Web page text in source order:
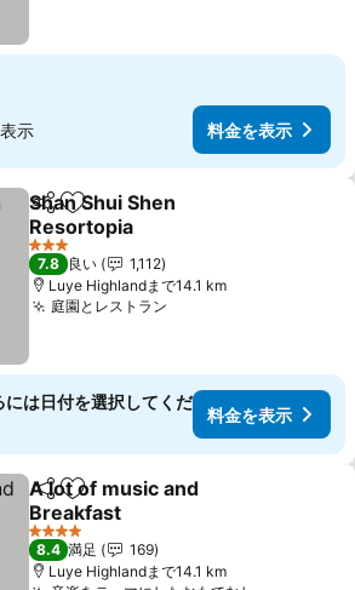
示 料金を表示
シェアお気に入りに追加
Shan Shui Shen
Resortopia
料金を表示
3 ホテルのランク
7.8 良い
1,112
Luye Highlandまで14.1 km
庭園とレストラン
は日付を選択してくだ
料金を表示
シェアお気に入りに追加
A lot of music and
Breakfast
料金を表示
4 ホテルのランク
8.4 満足
169
Luye Highlandまで14.1 km